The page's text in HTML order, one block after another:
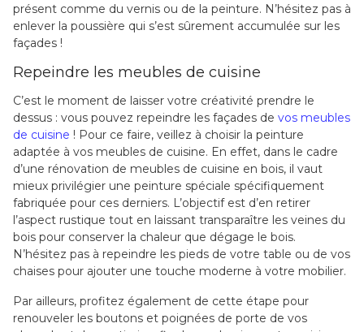
présent comme du vernis ou de la peinture. N’hésitez pas à
enlever la poussière qui s’est sûrement accumulée sur les
façades !
Repeindre les meubles de cuisine
C’est le moment de laisser votre créativité prendre le
dessus : vous pouvez repeindre les façades de vos meubles
de cuisine ! Pour ce faire, veillez à choisir la peinture
adaptée à vos meubles de cuisine. En effet, dans le cadre
d’une rénovation de meubles de cuisine en bois, il vaut
mieux privilégier une peinture spéciale spécifiquement
fabriquée pour ces derniers. L’objectif est d’en retirer
l’aspect rustique tout en laissant transparaître les veines du
bois pour conserver la chaleur que dégage le bois.
N’hésitez pas à repeindre les pieds de votre table ou de vos
chaises pour ajouter une touche moderne à votre mobilier.
Par ailleurs, profitez également de cette étape pour
renouveler les boutons et poignées de porte de vos